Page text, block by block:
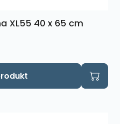
XL55 40 x 65 cm